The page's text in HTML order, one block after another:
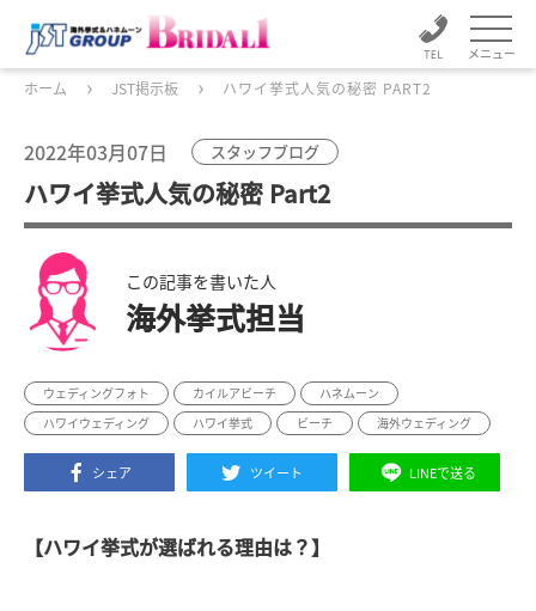
メニュー
ホーム JST掲示板 ハワイ挙式人気の秘密 PART2
2022年03月07日 スタッフブログ
ハワイ挙式人気の秘密 Part2
この記事を書いた人
海外挙式担当
ウェディングフォト カイルアビーチ
ハネムーン
ハワイウェディング
ハワイ挙式 ビーチ 海外ウェディング
シェア ツイート LINEで送る
【ハワイ挙式が選ばれる理由は？】